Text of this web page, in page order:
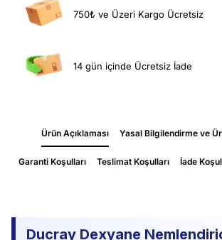
750₺ ve Üzeri Kargo Ücretsiz
14 gün içinde Ücretsiz İade
Ürün Açıklaması Yasal Bilgilendirme ve
Garanti Koşulları Teslimat Koşulları İade
Ducray Dexyane